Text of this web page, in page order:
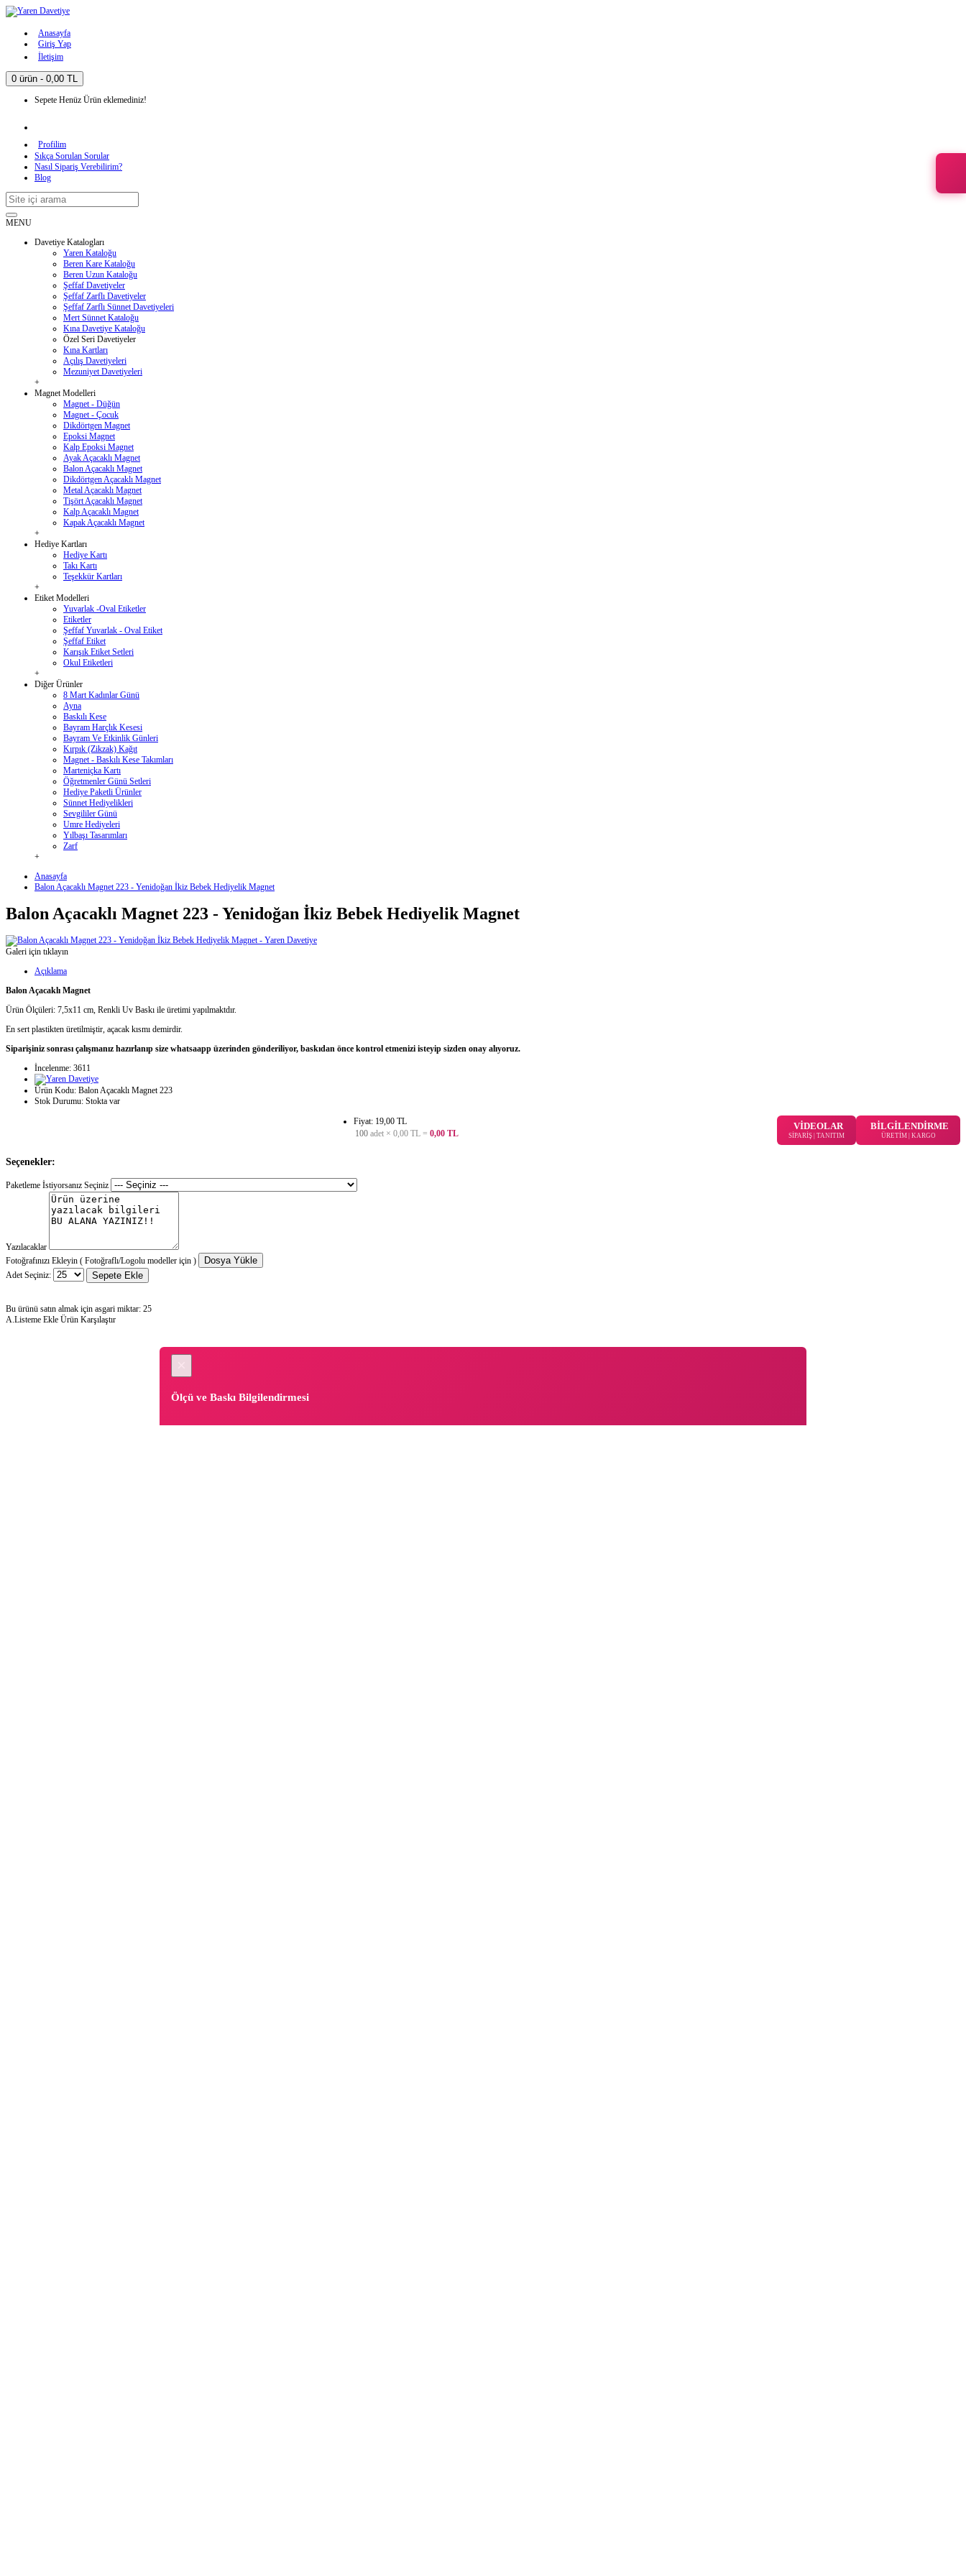
Anasayfa
Giriş Yap
İletişim
0 ürün - 0,00 TL
Sepete Henüz Ürün eklemediniz!
Profilim
Sıkça Sorulan Sorular
Nasıl Sipariş Verebilirim?
Blog
MENU
Davetiye Katalogları
Yaren Kataloğu
Beren Kare Kataloğu
Beren Uzun Kataloğu
Şeffaf Davetiyeler
Şeffaf Zarflı Davetiyeler
Şeffaf Zarflı Sünnet Davetiyeleri
Mert Sünnet Kataloğu
Kına Davetiye Kataloğu
Özel Seri Davetiyeler
Kına Kartları
Açılış Davetiyeleri
Mezuniyet Davetiyeleri
+
Magnet Modelleri
Magnet - Düğün
Magnet - Çocuk
Dikdörtgen Magnet
Epoksi Magnet
Kalp Epoksi Magnet
Ayak Açacaklı Magnet
Balon Açacaklı Magnet
Dikdörtgen Açacaklı Magnet
Metal Açacaklı Magnet
Tişört Açacaklı Magnet
Kalp Açacaklı Magnet
Kapak Açacaklı Magnet
+
Hediye Kartları
Hediye Kartı
Takı Kartı
Teşekkür Kartları
+
Etiket Modelleri
Yuvarlak -Oval Etiketler
Etiketler
Şeffaf Yuvarlak - Oval Etiket
Şeffaf Etiket
Karışık Etiket Setleri
Okul Etiketleri
+
Diğer Ürünler
8 Mart Kadınlar Günü
Ayna
Baskılı Kese
Bayram Harçlık Kesesi
Bayram Ve Etkinlik Günleri
Kırpık (Zikzak) Kağıt
Magnet - Baskılı Kese Takımları
Marteniçka Kartı
Öğretmenler Günü Setleri
Hediye Paketli Ürünler
Sünnet Hediyelikleri
Sevgililer Günü
Umre Hediyeleri
Yılbaşı Tasarımları
Zarf
+
Anasayfa
Balon Açacaklı Magnet 223 - Yenidoğan İkiz Bebek Hediyelik Magnet
Balon Açacaklı Magnet 223 - Yenidoğan İkiz Bebek Hediyelik Magnet
Galeri için tıklayın
Açıklama
Balon Açacaklı Magnet
Ürün Ölçüleri: 7,5x11 cm, Renkli Uv Baskı ile üretimi yapılmaktdır.
En sert plastikten üretilmiştir, açacak kısmı demirdir.
Siparişiniz sonrası çalışmanız hazırlanıp size whatsaapp üzerinden gönderiliyor, baskıdan önce kontrol etmenizi isteyip sizden onay alıyoruz.
İncelenme: 3611
Ürün Kodu: Balon Açacaklı Magnet 223
Stok Durumu: Stokta var
Fiyat: 19,00 TL
100adet × 0,00 TL= 0,00 TL
VİDEOLAR
SİPARİŞ | TANITIM
BİLGİLENDİRME
ÜRETİM | KARGO
Seçenekler:
Paketleme İstiyorsanız Seçiniz
Yazılacaklar
Fotoğrafınızı Ekleyin ( Fotoğraflı/Logolu modeller için )
Dosya Yükle
Adet Seçiniz: Sepete Ekle
Bu ürünü satın almak için asgari miktar: 25
A.Listeme Ekle Ürün Karşılaştır
Ölçü ve Baskı Bilgilendirmesi